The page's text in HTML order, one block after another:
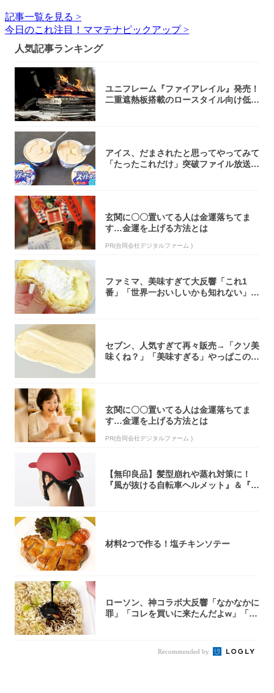
記事一覧を見る >
今日のこれ注目！ママテナピックアップ >
人気記事ランキング
ユニフレーム『ファイアレイル』発売！
二重遮熱板搭載のロースタイル向け低型
アイス、だまされたと思ってやってみて
「たったこれだけ」突破ファイル放送で
玄関に〇〇置いてる人は金運落ちてま
す…金運を上げる方法とは
PR(合同会社デジタルファーム )
ファミマ、美味すぎて大反響「これ1
番」「世界一おいしいかも知れない」
セブン、人気すぎて再々販売→「クソ美
味くね？」「美味すぎる」やっぱこのク
玄関に〇〇置いてる人は金運落ちてま
す…金運を上げる方法とは
PR(合同会社デジタルファーム )
【無印良品】髪型崩れや蒸れ対策に！
『風が抜ける自転車ヘルメット』＆『2
材料2つで作る！塩チキンソテー
ローソン、神コラボ大反響「なかなかに
罪」「コレを買いに来たんだよw」「３
Recommended by